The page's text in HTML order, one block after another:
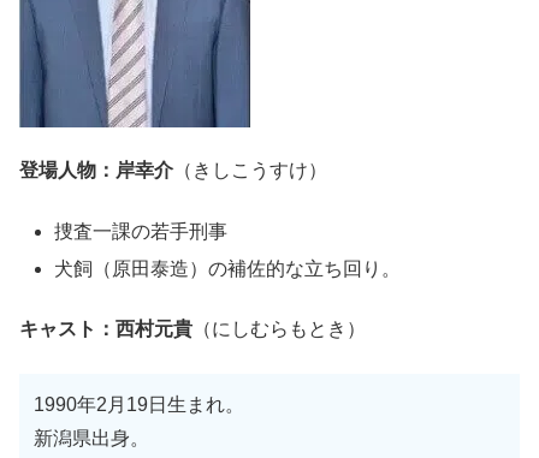
登場人物：岸幸介 （きしこうすけ）
捜査一課の若手刑事
犬飼（原田泰造）の補佐的な立ち回り。
キャスト：西村元貴 （にしむらもとき）
1990年2月19日生まれ。
新潟県出身。